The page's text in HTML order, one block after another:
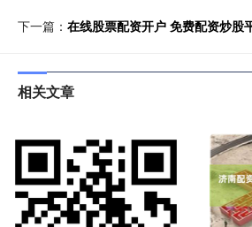
下一篇： 在线股票配资开户 免费配资炒股
相关文章